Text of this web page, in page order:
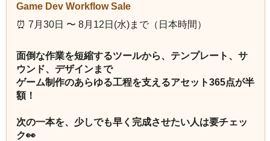
Game Dev Workflow Sale
⏰️ 7月30日 〜 8月12日(水)まで（日本時間）
面倒な作業を短縮するツールから、テンプレート、サ
ウンド、デザインまで
ゲーム制作のあらゆる工程を支えるアセット365点が半
額！
次の一本を、少しでも早く完成させたい人は要チェッ
ク👀